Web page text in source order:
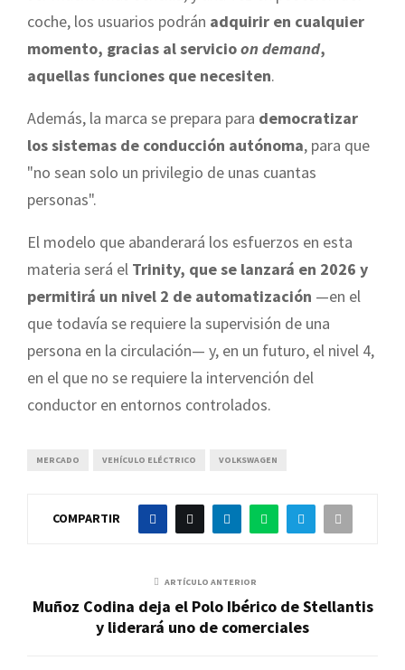
coche, los usuarios podrán adquirir en cualquier
momento, gracias al servicioon demand,
aquellas funciones que necesiten.
Además, la marca se prepara para democratizar
los sistemas de conducción autónoma, para que
"no sean solo un privilegio de unas cuantas
personas".
El modelo que abanderará los esfuerzos en esta
materia será el Trinity, que se lanzará en 2026 y
permitirá un nivel 2 de automatización —en el
que todavía se requiere la supervisión de una
persona en la circulación— y, en un futuro, el nivel 4,
en el que no se requiere la intervención del
conductor en entornos controlados.
MERCADO VEHÍCULO ELÉCTRICO VOLKSWAGEN
COMPARTIR
ARTÍCULO ANTERIOR
Muñoz Codina deja el Polo Ibérico de Stellantis
y liderará uno de comerciales